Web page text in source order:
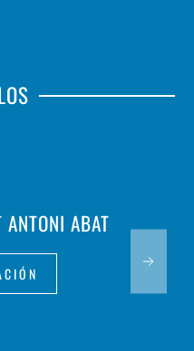
ANTONI ABAT